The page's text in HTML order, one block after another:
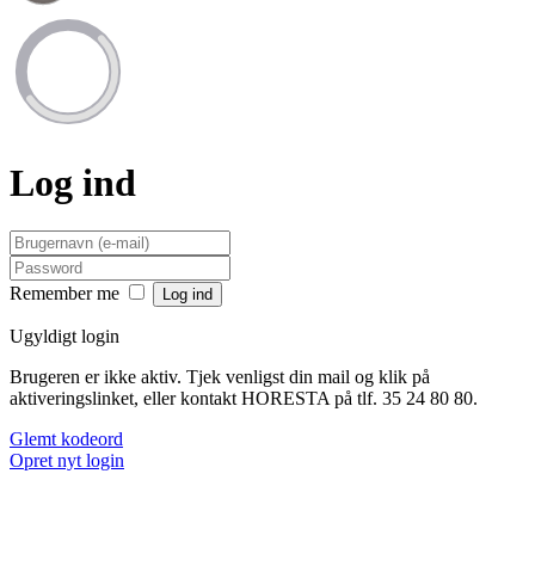
Log ind
Remember me
Ugyldigt login
Brugeren er ikke aktiv. Tjek venligst din mail og klik på
aktiveringslinket, eller kontakt HORESTA på tlf. 35 24 80 80.
Glemt kodeord
Opret nyt login